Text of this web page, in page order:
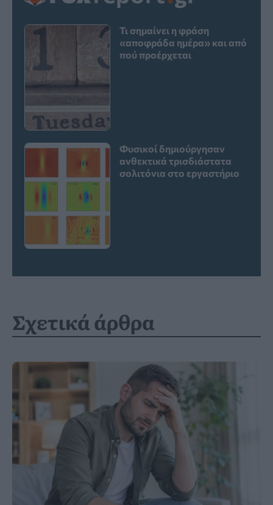
Τι σημαίνει η φράση
«αποφράδα ημέρα» και από
πού προέρχεται
Φυσικοί δημιούργησαν
ανθεκτικά τρισδιάστατα
σολιτόνια στο εργαστήριο
Σχετικά άρθρα